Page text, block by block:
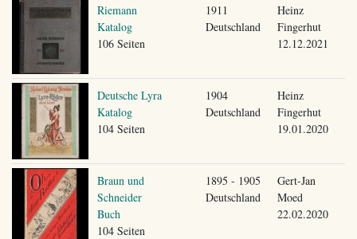
Riemann
Katalog
106 Seiten
1911
Deutschland
Heinz
Fingerhut
12.12.2021
Deutsche Lyra
Katalog
104 Seiten
1904
Deutschland
Heinz
Fingerhut
19.01.2020
Braun und
Schneider
Buch
104 Seiten
1895 - 1905
Deutschland
Gert-Jan
Moed
22.02.2020